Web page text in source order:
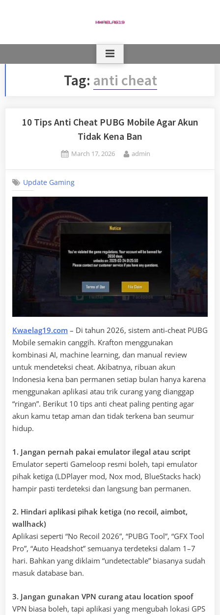
Tag: anti cheat
10 Tips Anti Cheat PUBG Mobile Agar Akun
Tidak Kena Ban
Posted
March 17, 2026 By
admin
Update Gaming
Kwaelag19.com – Di tahun 2026, sistem anti-cheat PUBG
Mobile semakin canggih. Krafton menggunakan
kombinasi AI, machine learning, dan manual review
untuk mendeteksi cheat. Akibatnya, ribuan akun
Indonesia kena ban permanen setiap bulan hanya karena
menggunakan aplikasi atau trik curang yang dianggap
“ringan”. Berikut 10 tips anti cheat paling penting agar
akun kamu tetap aman dan tidak terkena ban seumur
hidup.
1. Jangan pernah pakai emulator ilegal atau script
Emulator seperti Gameloop resmi boleh, tapi emulator
pihak ketiga (LDPlayer mod, Nox mod, BlueStacks hack)
hampir pasti terdeteksi dan langsung ban permanen.
2. Hindari aplikasi pihak ketiga (no recoil, aimbot,
wallhack)
Aplikasi seperti “No Recoil 2026”, “PUBG Tool”, “GFX Tool
Pro”, “Auto Headshot” semuanya terdeteksi dalam 1–7
hari. Bahkan yang diklaim “undetectable” biasanya sudah
masuk database ban.
3. Jangan gunakan VPN curang atau location spoof
VPN biasa boleh, tapi aplikasi yang mengubah lokasi GPS